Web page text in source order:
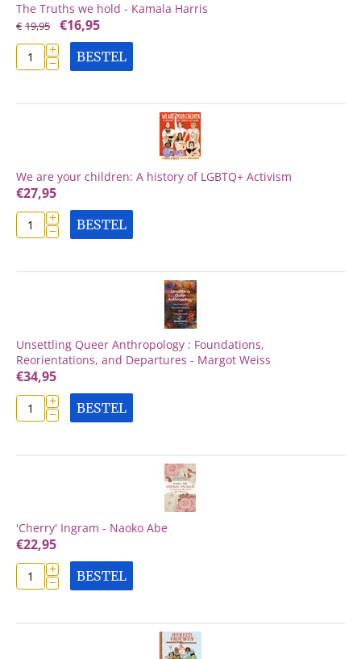
The Truths we hold - Kamala Harris
€ 19,95 €16,95
+
− BESTEL
We are your children: A history of LGBTQ+ Activism
€27,95
+
− BESTEL
Unsettling Queer Anthropology : Foundations,
Reorientations, and Departures - Margot Weiss
€34,95
+
− BESTEL
'Cherry' Ingram - Naoko Abe
€22,95
+
− BESTEL